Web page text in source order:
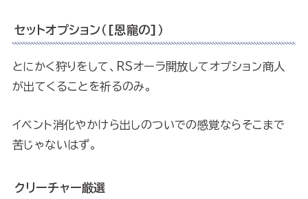
セットオプション（[恩寵の]）
とにかく狩りをして、RSオーラ開放してオプション商人
が出てくることを祈るのみ。
イベント消化やかけら出しのついでの感覚ならそこまで
苦じゃないはず。
クリーチャー厳選